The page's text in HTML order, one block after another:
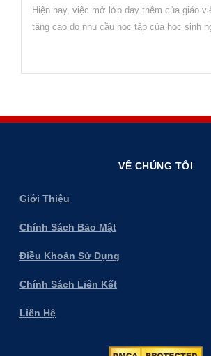
Hiện nay, việc mở lớp dạy thêm của giáo
tăng cao do nhu cầu học tập của học sinh
VỀ CHÚNG TÔI
Giới Thiệu
Chính Sách Bảo Mật
Điều Khoản Sử Dụng
Chính Sách Liên Kết
Liên Hệ